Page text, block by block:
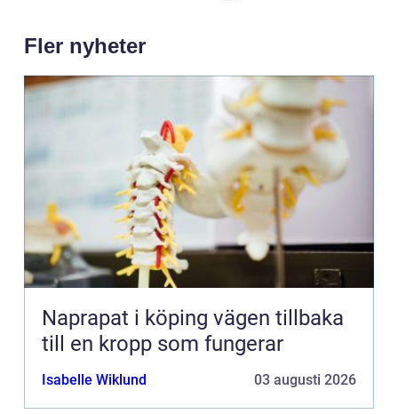
Fler nyheter
Naprapat i köping vägen tillbaka
till en kropp som fungerar
Isabelle Wiklund 03 augusti 2026